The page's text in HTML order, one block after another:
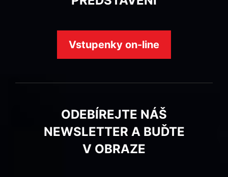
Vstupenky on-line
ODEBÍREJTE NÁŠ
NEWSLETTER A BUĎTE
V OBRAZE